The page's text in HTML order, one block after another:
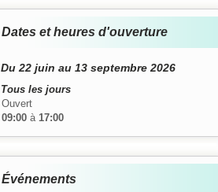
Dates et heures d'ouverture
Du 22 juin au 13 septembre 2026
Tous les jours
Ouvert
09:00à 17:00
Événements